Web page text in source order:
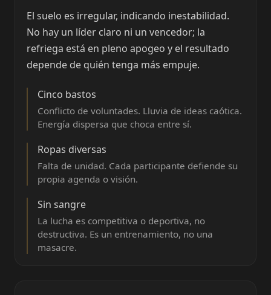
El suelo es irregular, indicando inestabilidad.
No hay un líder claro ni un vencedor; la
refriega está en pleno apogeo y el resultado
depende de quién tenga más empuje.
Cinco bastos
Conflicto de voluntades. Lluvia de ideas caótica.
Energía dispersa que choca entre sí.
Ropas diversas
Falta de unidad. Cada participante defiende su
propia agenda o visión.
Sin sangre
La lucha es competitiva o deportiva, no
destructiva. Es un entrenamiento, no una
masacre.